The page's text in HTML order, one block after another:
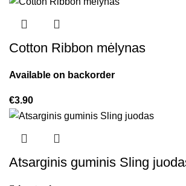
Cotton Ribbon mėlynas
Available on backorder
€3.90
Atsarginis guminis Sling